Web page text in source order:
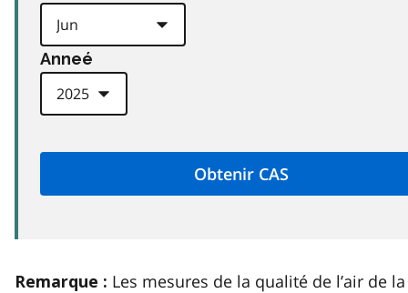
Anneé
Remarque : Les mesures de la qualité de l’air de la